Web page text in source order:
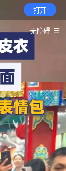
打开
无障碍